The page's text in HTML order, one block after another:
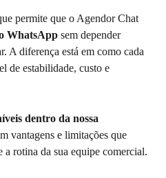
permite que o Agendor Chat
WhatsApp sem depender
A diferença está em como cada
de estabilidade, custo e
dentro da nossa
vantagens e limitações que
rotina da sua equipe comercial.